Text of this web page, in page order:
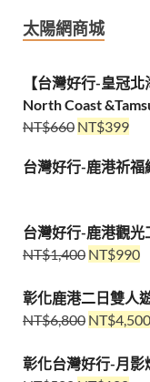
太陽網商城
【台灣好行-皇冠
North Coast
NT$660 NT$399
台灣好行-鹿港祈福
台灣好行-鹿港觀光
NT$1,400 NT$990
彰化鹿港二日雙人
NT$6,800 NT$4,500
彰化台灣好行-月影